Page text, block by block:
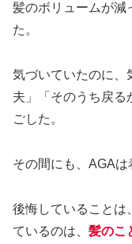
髪のボリュームが減
た。
気づいていたのに、
夫」「そのうち戻る
ごした。
その間にも、AGAは
後悔していることは
ているのは、 髪のこ